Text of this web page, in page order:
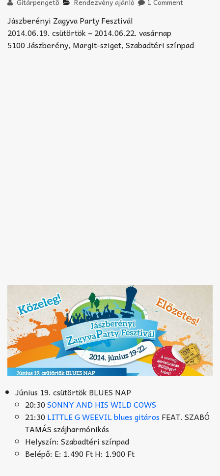
TABok
Improvizáció
Jászberényi Zagyva Party Fesztivál
2014.06.19. csütörtök – 2014.06.22. vasárnap
5100 Jászberény, Margit-sziget, Szabadtéri színpad
Június 19. csütörtök BLUES NAP
20:30SONNY AND HIS WILD COWS
21:30LITTLE G WEEVIL blues gitáros FEAT. SZABÓ
TAMÁS szájharmónikás
Helyszín: Szabadtéri színpad
Belépő: E: 1.490 Ft H: 1.900 Ft